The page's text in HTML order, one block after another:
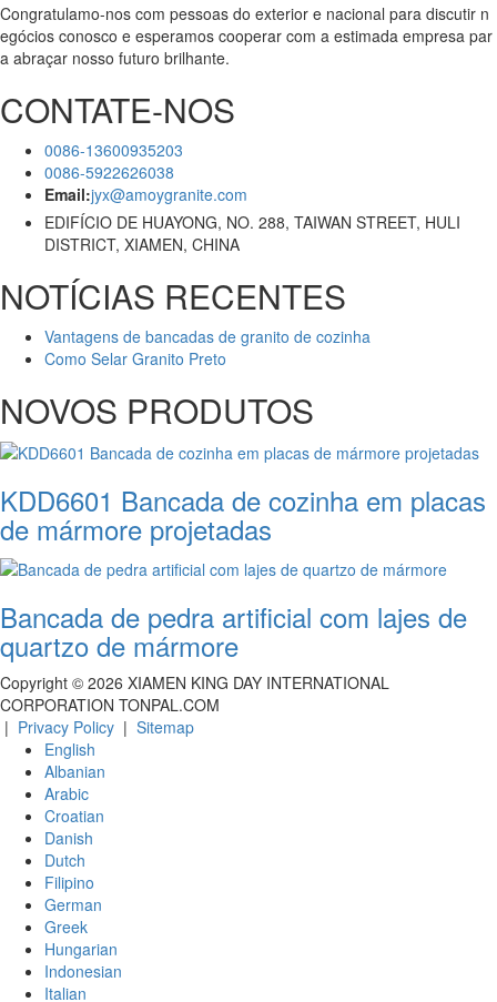
Congratulamo-nos com pessoas do exterior e nacional para discutir n
egócios conosco e esperamos cooperar com a estimada empresa par
a abraçar nosso futuro brilhante.
CONTATE-NOS
0086-13600935203
0086-5922626038
Email:jyx@amoygranite.com
EDIFÍCIO DE HUAYONG, NO. 288, TAIWAN STREET, HULI
DISTRICT, XIAMEN, CHINA
NOTÍCIAS RECENTES
Vantagens de bancadas de granito de cozinha
Como Selar Granito Preto
NOVOS PRODUTOS
KDD6601 Bancada de cozinha em placas
de mármore projetadas
Bancada de pedra artificial com lajes de
quartzo de mármore
Copyright © 2026 XIAMEN KING DAY INTERNATIONAL
CORPORATION TONPAL.COM
| Privacy Policy | Sitemap
English
Albanian
Arabic
Croatian
Danish
Dutch
Filipino
German
Greek
Hungarian
Indonesian
Italian